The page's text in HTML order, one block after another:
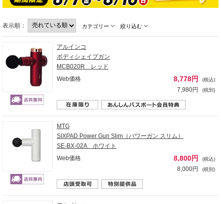
表示順： カテゴリー 絞り込む
アルインコ
ボディシェイプガン
MCB020R レッド
Web価格
8,778円 (税込)
7,980円 (税別)
MTG
SIXPAD Power Gun Slim（パワーガン スリム）
SE-BX-02A ホワイト
Web価格
8,800円 (税込)
8,000円 (税別)